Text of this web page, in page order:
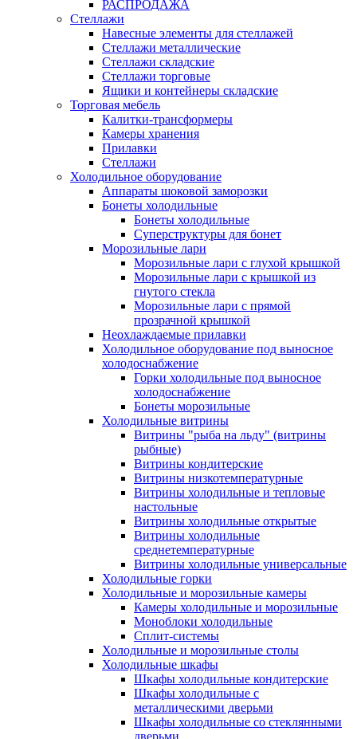
РАСПРОДАЖА
Стеллажи
Навесные элементы для стеллажей
Стеллажи металлические
Стеллажи складские
Стеллажи торговые
Ящики и контейнеры складские
Торговая мебель
Калитки-трансформеры
Камеры хранения
Прилавки
Стеллажи
Холодильное оборудование
Аппараты шоковой заморозки
Бонеты холодильные
Бонеты холодильные
Суперструктуры для бонет
Морозильные лари
Морозильные лари с глухой крышкой
Морозильные лари с крышкой из
гнутого стекла
Морозильные лари с прямой
прозрачной крышкой
Неохлаждаемые прилавки
Холодильное оборудование под выносное
холодоснабжение
Горки холодильные под выносное
холодоснабжение
Бонеты морозильные
Холодильные витрины
Витрины "рыба на льду" (витрины
рыбные)
Витрины кондитерские
Витрины низкотемпературные
Витрины холодильные и тепловые
настольные
Витрины холодильные открытые
Витрины холодильные
среднетемпературные
Витрины холодильные универсальные
Холодильные горки
Холодильные и морозильные камеры
Камеры холодильные и морозильные
Моноблоки холодильные
Сплит-системы
Холодильные и морозильные столы
Холодильные шкафы
Шкафы холодильные кондитерские
Шкафы холодильные с
металлическими дверьми
Шкафы холодильные со стеклянными
дверьми